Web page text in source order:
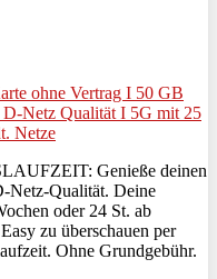
ohne Vertrag I 50 GB
D-Netz Qualität I 5G mit 25
Netze
Genieße deinen
Netz-Qualität. Deine
oder 24 St. ab
zu überschauen per
Ohne Grundgebühr.